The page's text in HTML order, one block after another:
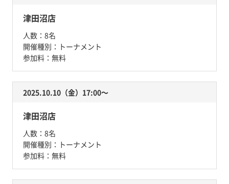
津田沼店
人数： 8名
開催種別： トーナメント
参加料： 無料
2025.10.10（金）17:00〜
津田沼店
人数： 8名
開催種別： トーナメント
参加料： 無料